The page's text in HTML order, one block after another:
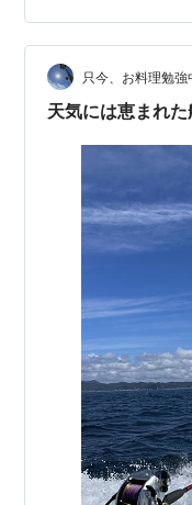
こっと付けて、こち
での行動をする魚じ
もない魚のようで、
ス料理では高級魚と
只今、お料理勉強
天気には恵まれ